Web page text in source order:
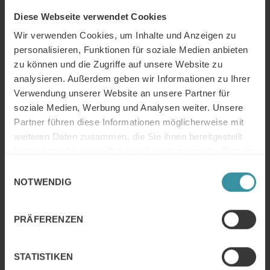
Diese Webseite verwendet Cookies
Wir verwenden Cookies, um Inhalte und Anzeigen zu
personalisieren, Funktionen für soziale Medien anbieten
zu können und die Zugriffe auf unsere Website zu
analysieren. Außerdem geben wir Informationen zu Ihrer
Verwendung unserer Website an unsere Partner für
soziale Medien, Werbung und Analysen weiter. Unsere
Partner führen diese Informationen möglicherweise mit
weiteren Daten zusammen, die Sie ihnen bereitgestellt
NOTWENDIG
PRÄFERENZEN
STATISTIKEN
Weiter Lesen
Wo bietet Mercuri seine
Verkaustrainings an?
Weiter Lesen
Wo bietet Mercuri seine
zum Vertrieb digitaler Lösungen an?